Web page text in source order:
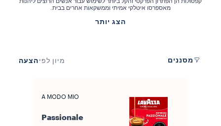
מאספרסו איטלקי אמיתי וממשקאות אחרים בבית.
לעצמכם או ליקיריכם. ליצירת תערובות הקפה המופלאות הללו, פולי הקפה שלנו
הצג יותר
מסננים מיון לפי הצעה
A MODO MIO
Passionale